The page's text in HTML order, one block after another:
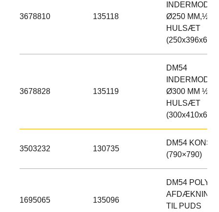
3678810 135118
INDERMODUL
Ø250 MM,½
HULSÆT
(250x396x600)
3678828 135119
DM54
INDERMODUL
Ø300 MM ½
HULSÆT
(300x410x600)
3503232 130735
DM54
(790×790)
1695065 135096
DM54 POLY
AFDÆKNING,
TIL PUDS